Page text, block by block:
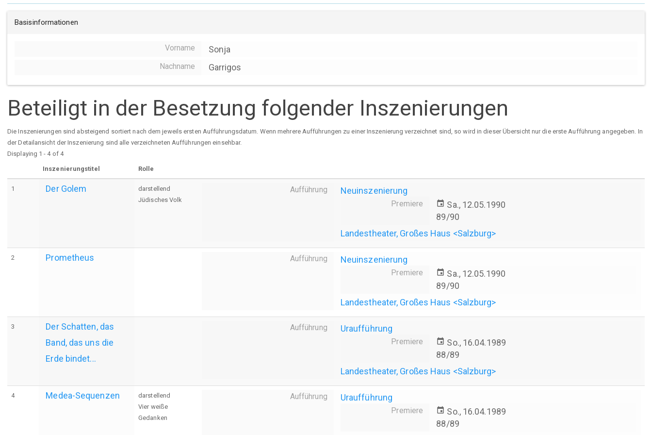
Basisinformationen
Vorname Sonja
Nachname Garrigos
Beteiligt in der Besetzung folgender Inszenierungen
Die Inszenierungen sind absteigend sortiert nach dem jeweils ersten Aufführungsdatum. Wenn mehrere Aufführungen zu einer Inszenierung verzeichnet sind, so wird in dieser Übersicht nur die erste Aufführung angegeben. In
der Detailansicht der Inszenierung sind alle verzeichneten Aufführungen einsehbar.
Displaying 1 - 4 of 4
Inszenierungstitel Rolle
1 Der Golem
darstellend
Jüdisches Volk
Aufführung Neuinszenierung
Premiere event Sa., 12.05.1990
89/90
Landestheater, Großes Haus <Salzburg>
2 Prometheus Aufführung Neuinszenierung
Premiere event Sa., 12.05.1990
89/90
Landestheater, Großes Haus <Salzburg>
3
Der Schatten, das
Band, das uns die
Erde bindet...
Aufführung Uraufführung
Premiere event So., 16.04.1989
88/89
Landestheater, Großes Haus <Salzburg>
4 Medea-Sequenzen
darstellend
Vier weiße
Gedanken
Aufführung Uraufführung
Premiere event So., 16.04.1989
88/89